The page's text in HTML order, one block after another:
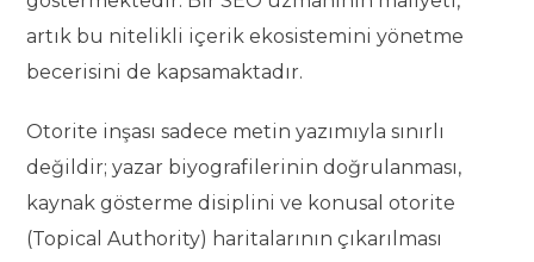
artık bu nitelikli içerik ekosistemini yönetme
becerisini de kapsamaktadır.
Otorite inşası sadece metin yazımıyla sınırlı
değildir; yazar biyografilerinin doğrulanması,
kaynak gösterme disiplini ve konusal otorite
(Topical Authority) haritalarının çıkarılması